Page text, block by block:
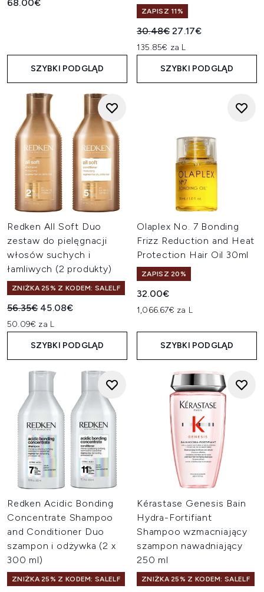
68.00€
SZYBKI PODGLĄD
ZAPISZ 11%
Sugerowana cena
30.48€Aktualna cena:
27.17€
135.85€ za L
SZYBKI PODGLĄD
Redken All Soft Duo
zestaw do pielęgnacji
włosów suchych i
łamliwych (2 produkty)
ZNIŻKA 25% Z KODEM: SALELF
Sugerowana cena detaliczna:
56.35€ Aktualna cena:
45.08€
50.09€ za L
SZYBKI PODGLĄD
Olaplex No. 7 Bonding
Frizz Reduction and Heat
Protection Hair Oil 30ml
ZAPISZ 20%
32.00€
1,066.67€ za L
SZYBKI PODGLĄD
Redken Acidic Bonding
Concentrate Shampoo
and Conditioner Duo
szampon i odżywka (2 x
300 ml)
ZNIŻKA 25% Z KODEM: SALELF
Kérastase Genesis Bain
Hydra-Fortifiant
Shampoo wzmacniający
szampon nawadniający
250 ml
ZNIŻKA 25% Z KODEM: SALELF